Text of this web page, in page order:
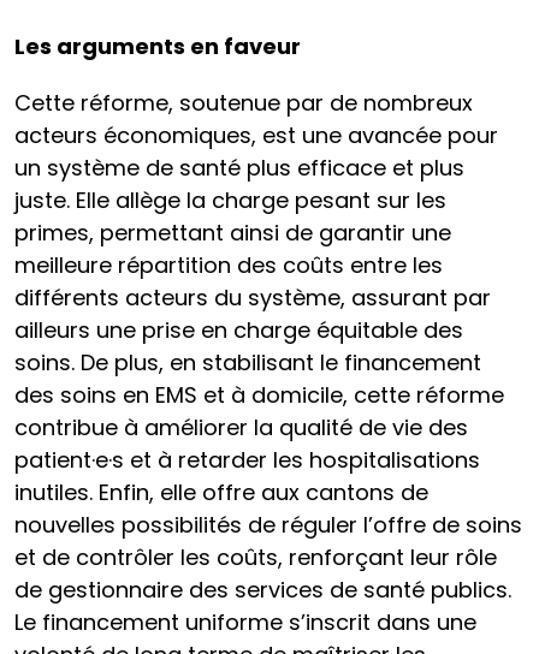
Les arguments en faveur
Cette réforme, soutenue par de nombreux
acteurs économiques, est une avancée pour
un système de santé plus efficace et plus
juste. Elle allège la charge pesant sur les
primes, permettant ainsi de garantir une
meilleure répartition des coûts entre les
différents acteurs du système, assurant par
ailleurs une prise en charge équitable des
soins. De plus, en stabilisant le financement
des soins en EMS et à domicile, cette réforme
contribue à améliorer la qualité de vie des
patient·e·s et à retarder les hospitalisations
inutiles. Enfin, elle offre aux cantons de
nouvelles possibilités de réguler l’offre de soins
et de contrôler les coûts, renforçant leur rôle
de gestionnaire des services de santé publics.
Le financement uniforme s’inscrit dans une